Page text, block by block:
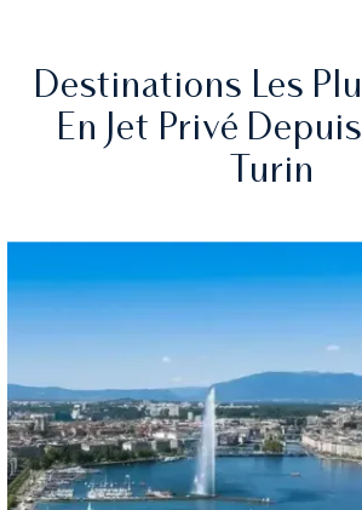
Destinations Les
En Jet Privé
Turin